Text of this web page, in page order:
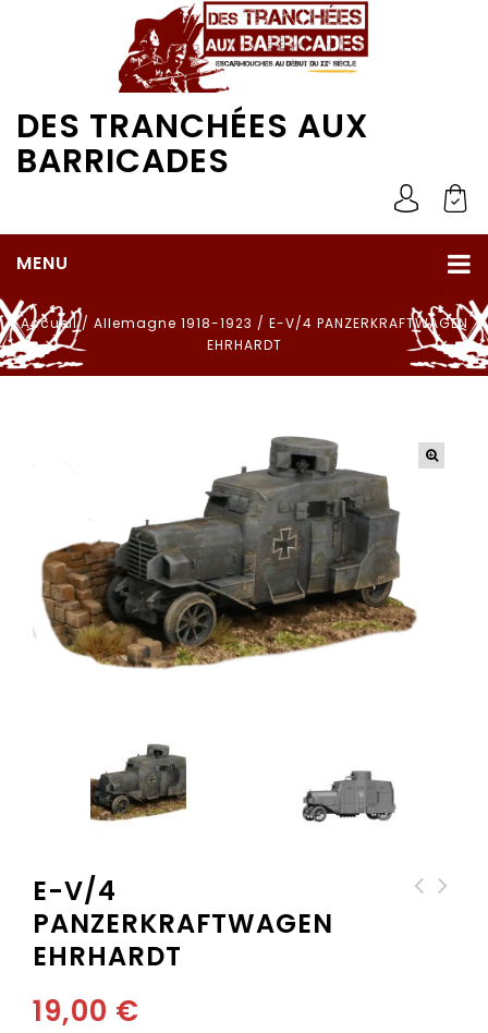
DES TRANCHÉES AUX
BARRICADES
MENU
Accueil/ Allemagne 1918-1923 / E-V/4 PANZERKRAFTWAGEN
EHRHARDT
E-V/4
PANZERKRAFTWAGEN
EHRHARDT
19,00 €